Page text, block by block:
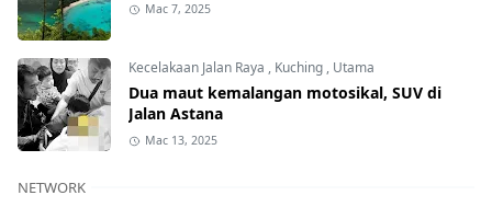
Mac 7, 2025
Kecelakaan Jalan Raya , Kuching, Utama
Dua maut kemalangan motosikal, SUV di
Jalan Astana
Mac 13, 2025
NETWORK